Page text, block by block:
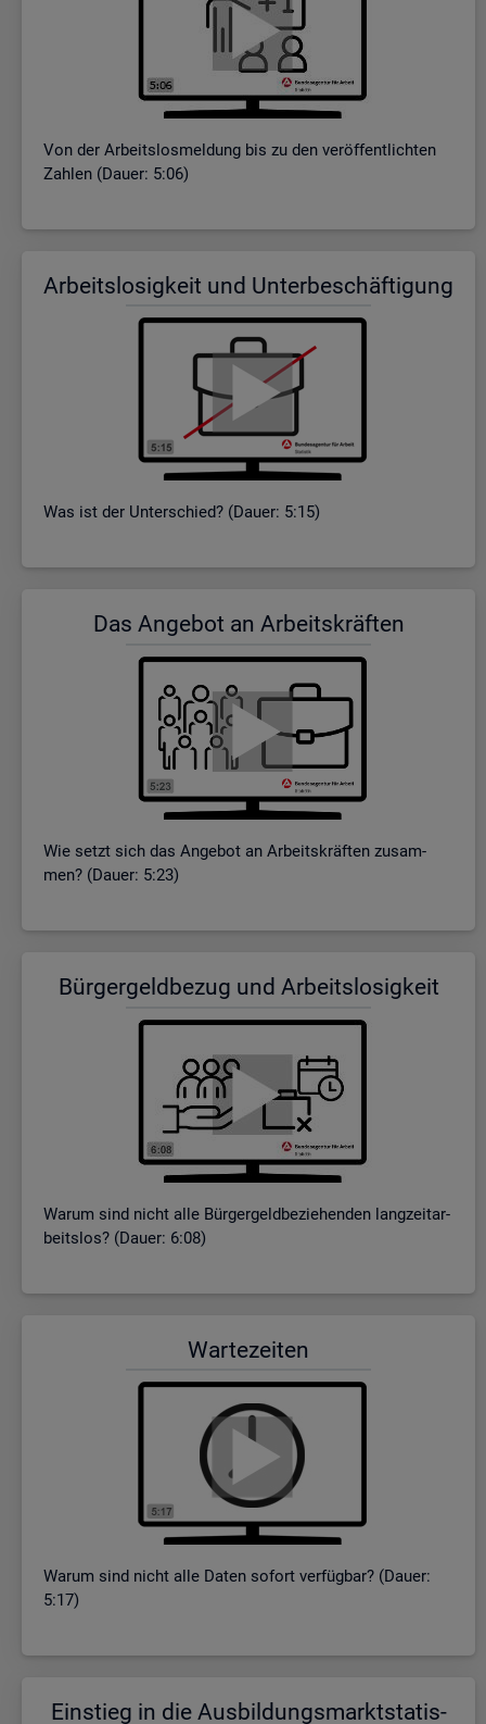
Von der Ar­beits­los­mel­dung bis zu den ver­öf­fent­lich­ten
Zah­len (Dauer: 5:06)
Ar­beits­lo­sig­keit und Un­ter­be­schäf­ti­gung
Was ist der Un­ter­schied? (Dauer: 5:15)
Das An­ge­bot an Ar­beits­kräf­ten
Wie setzt sich das An­ge­bot an Ar­beits­kräf­ten zu­sam­
men? (Dauer: 5:23)
Bür­ger­geld­be­zug und Ar­beits­lo­sig­keit
Warum sind nicht alle Bür­ger­geld­be­zie­hen­den lang­zeit­ar­
beits­los? (Dauer: 6:08)
War­te­zei­ten
Warum sind nicht alle Daten so­fort ver­füg­bar? (Dauer:
5:17)
Ein­stieg in die Aus­bil­dungs­markt­sta­tis­